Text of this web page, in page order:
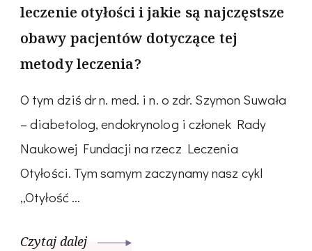
leczenie otyłości i jakie są najczęstsze
obawy pacjentów dotyczące tej
metody leczenia?
O tym dziś dr n. med. i n. o zdr. Szymon Suwała
– diabetolog, endokrynolog i członek Rady
Naukowej Fundacji na rzecz Leczenia
Otyłości. Tym samym zaczynamy nasz cykl
„Otyłość …
Czytaj dalej